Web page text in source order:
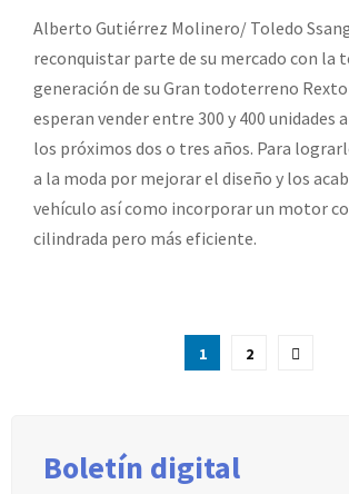
Alberto Gutiérrez Molinero/ Toledo
reconquistar parte de su mercado con la
generación de su Gran todoterreno
esperan vender entre 300 y 400 unidades
los próximos dos o tres años. Para
a la moda por mejorar el diseño y los
vehículo así como incorporar un motor
cilindrada pero más eficiente.
1 2
Boletín digital